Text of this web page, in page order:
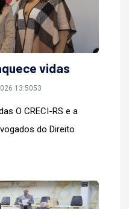
vidas
13:5053
O CRECI-RS e a
do Direito